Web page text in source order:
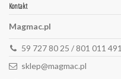
Kontakt
Magmac.pl
59 727 80 25 / 801 011 491
sklep@magmac.pl